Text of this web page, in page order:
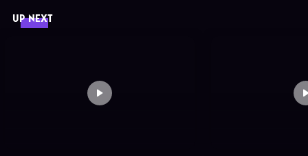
UP NEXT